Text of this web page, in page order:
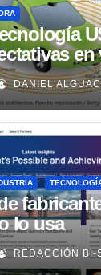
en
2 años,
DANIEL
lo usa
según
REDACCIÓN BI-